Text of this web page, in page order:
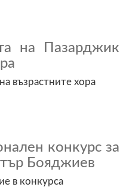
на Пазарджик
възрастните хора
конкурс за
Бояджиев
в конкурса